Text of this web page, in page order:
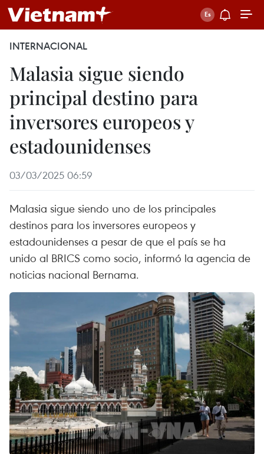
INTERNACIONAL
Malasia sigue siendo
principal destino para
inversores europeos y
estadounidenses
03/03/2025 06:59
Malasia sigue siendo uno de los principales
destinos para los inversores europeos y
estadounidenses a pesar de que el país se ha
unido al BRICS como socio, informó la agencia de
noticias nacional Bernama.